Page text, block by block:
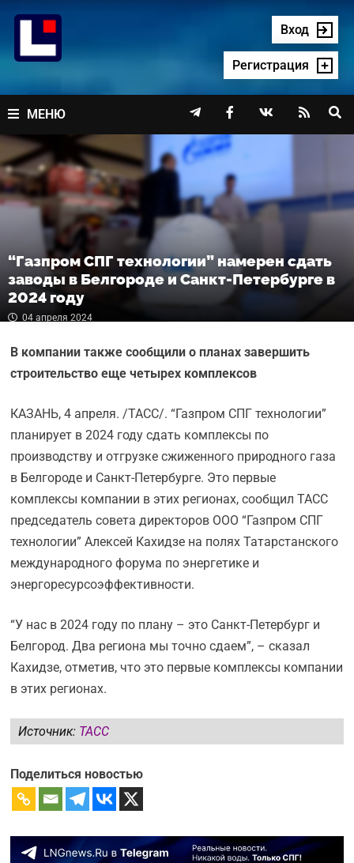
содержимому
Вход
Регистрация
МЕНЮ    
“Газпром СПГ технологии” намерен сдать
заводы в Белгороде и Санкт-Петербурге в
2024 году
04 апреля 2024
В компании также сообщили о планах завершить
строительство еще четырех комплексов
КАЗАНЬ, 4 апреля. /ТАСС/. “Газпром СПГ технологии”
планирует в 2024 году сдать комплексы по
производству и отгрузке сжиженного природного газа
в Белгороде и Санкт-Петербурге. Это первые
комплексы компании в этих регионах, сообщил ТАСС
председатель совета директоров ООО “Газпром СПГ
технологии” Алексей Кахидзе на полях Татарстанского
международного форума по энергетике и
энергоресурсоэффективности.
“У нас в 2024 году по плану – это Санкт-Петербург и
Белгород. Два региона мы точно сдаем”, – сказал
Кахидзе, отметив, что это первые комплексы компании
в этих регионах.
Источник: ТАСС
Поделиться новостью